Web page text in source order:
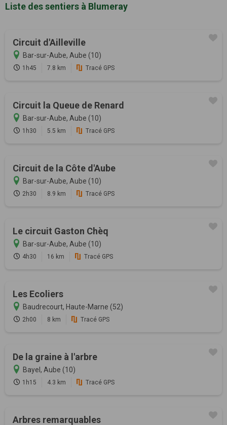
Liste des sentiers à Blumeray
Circuit d'Ailleville
Bar-sur-Aube, Aube (10)
1h45 7.8 km Tracé GPS
Circuit la Queue de Renard
Bar-sur-Aube, Aube (10)
1h30 5.5 km Tracé GPS
Circuit de la Côte d'Aube
Bar-sur-Aube, Aube (10)
2h30 8.9 km Tracé GPS
Le circuit Gaston Chèq
Bar-sur-Aube, Aube (10)
4h30 16 km Tracé GPS
Les Ecoliers
Baudrecourt, Haute-Marne (52)
2h00 8 km Tracé GPS
De la graine à l'arbre
Bayel, Aube (10)
1h15 4.3 km Tracé GPS
Arbres remarquables